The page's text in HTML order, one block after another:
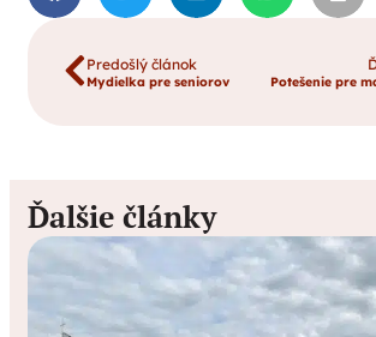
Predošlý článok
Mydielka pre seniorov
Ďalšie články